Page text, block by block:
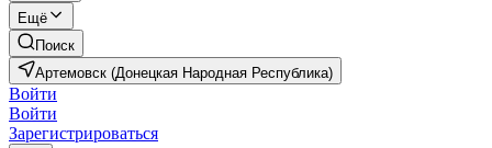
Ещё
Поиск
Артемовск (Донецкая Народная Республика)
Войти
Войти
Зарегистрироваться